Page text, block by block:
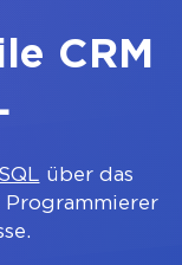
CRM
über das
Programmierer